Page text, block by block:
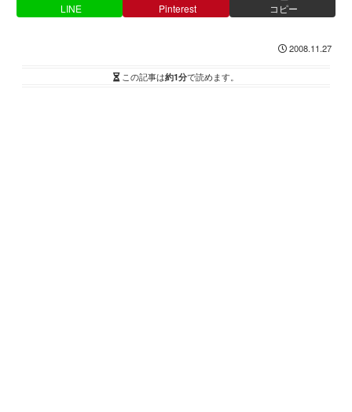
LINE Pinterest コピー
2008.11.27
この記事は約1分で読めます。